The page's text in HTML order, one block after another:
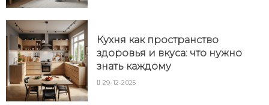
Кухня как пространство
здоровья и вкуса: что нужно
знать каждому
29-12-2025